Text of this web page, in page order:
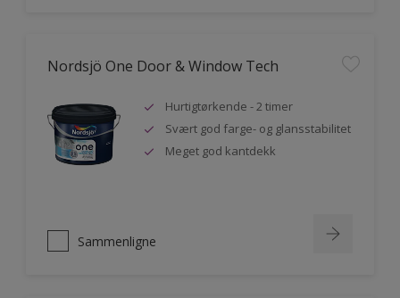
Nordsjö One Door & Window Tech
Hurtigtørkende - 2 timer
Svært god farge- og glansstabilitet
Meget god kantdekk
Sammenligne